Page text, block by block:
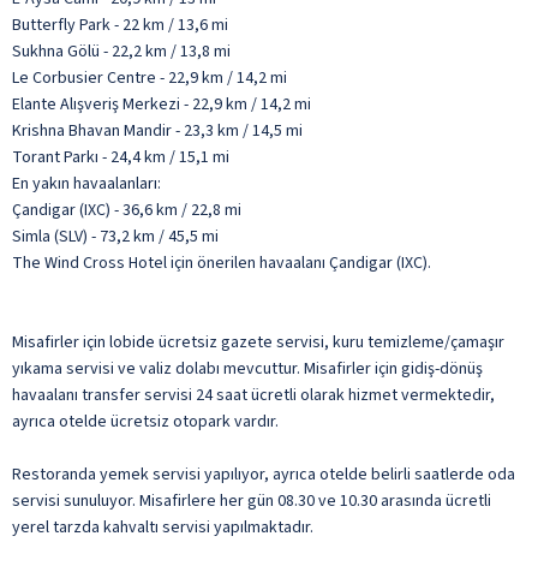
Butterfly Park - 22 km / 13,6 mi
Sukhna Gölü - 22,2 km / 13,8 mi
Le Corbusier Centre - 22,9 km / 14,2 mi
Elante Alışveriş Merkezi - 22,9 km / 14,2 mi
Krishna Bhavan Mandir - 23,3 km / 14,5 mi
Torant Parkı - 24,4 km / 15,1 mi
En yakın havaalanları:
Çandigar (IXC) - 36,6 km / 22,8 mi
Simla (SLV) - 73,2 km / 45,5 mi
The Wind Cross Hotel için önerilen havaalanı Çandigar (IXC).
Misafirler için lobide ücretsiz gazete servisi, kuru temizleme/çamaşır
yıkama servisi ve valiz dolabı mevcuttur. Misafirler için gidiş-dönüş
havaalanı transfer servisi 24 saat ücretli olarak hizmet vermektedir,
ayrıca otelde ücretsiz otopark vardır.
Restoranda yemek servisi yapılıyor, ayrıca otelde belirli saatlerde oda
servisi sunuluyor. Misafirlere her gün 08.30 ve 10.30 arasında ücretli
yerel tarzda kahvaltı servisi yapılmaktadır.